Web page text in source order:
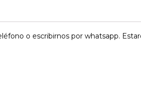
o escribirnos por whatsapp.